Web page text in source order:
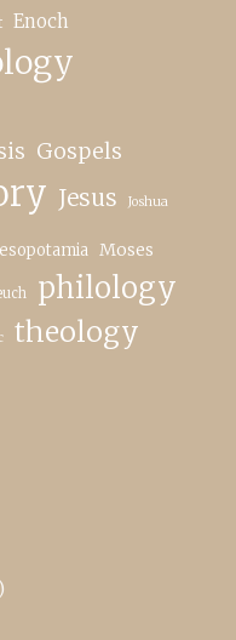
Enoch
Gospels
Jesus Joshua
Moses
philology
theology